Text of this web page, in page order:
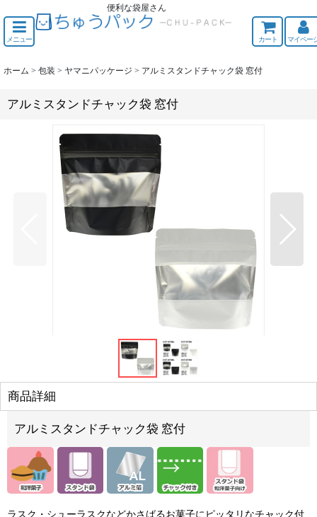
便利な袋屋さん
メニュー カート マイペー
ホーム > 包装 > ヤマニパッケージ > アルミスタンドチャック袋 窓付
アルミスタンドチャック袋 窓付
商品詳細
アルミスタンドチャック袋 窓付
ラスク・シューラスクなどかさばるお菓子にピッタリなチャック付